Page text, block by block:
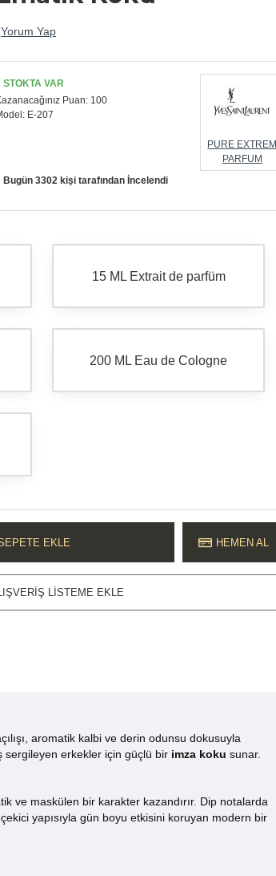
Yorum Yap
STOKTA VAR
Puan: 100
E-207
PURE EXTREM
PARFUM
Bugün 3302 kişi tarafından İncelendi
15 ML Extrait de parfüm
200 ML Eau de Cologne
EKLE HEMEN AL
LISTEME EKLE
aromatik kalbi ve derin odunsu dokusuyla
sergileyen erkekler için güçlü bir imza koku sunar.
ve maskülen bir karakter kazandırır. Dip notalarda
yapısıyla gün boyu etkisini koruyan modern bir